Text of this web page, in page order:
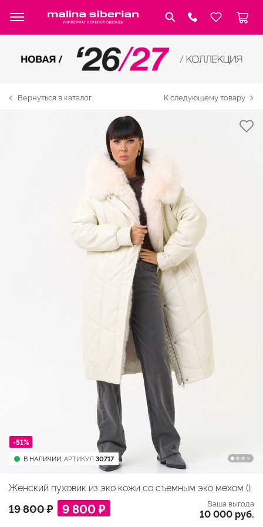
Вернуться в каталог К следующему товару
-51%
В НАЛИЧИИ, АРТИКУЛ 30717
Женский пуховик из эко кожи со съемным эко мехом ()
19 800 ₽ 9 800 ₽ Ваша выгода
10 000 руб.